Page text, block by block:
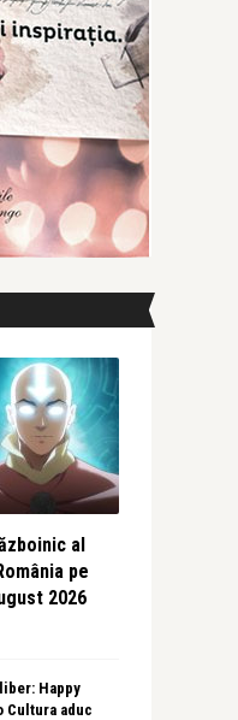
al
pe
2026
Happy
Cultura aduc